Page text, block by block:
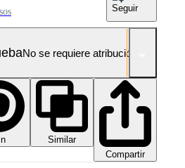
Seguir
No se requiere atribución!
Similar
Compartir